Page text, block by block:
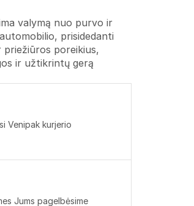
valymą nuo purvo ir
prisidedanti
poreikius,
ir užtikrintų gerą
Venipak kurjerio
Jums pagelbėsime